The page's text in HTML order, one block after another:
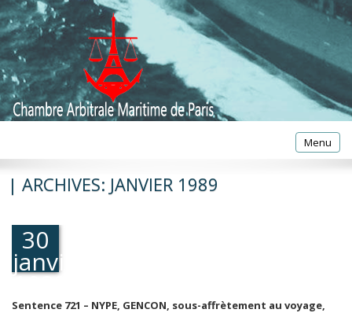
Toggle
Menu
| ARCHIVES: JANVIER 1989
30
janvier
1989
Sentence 721 – NYPE, GENCON, sous-affrètement au voyage,